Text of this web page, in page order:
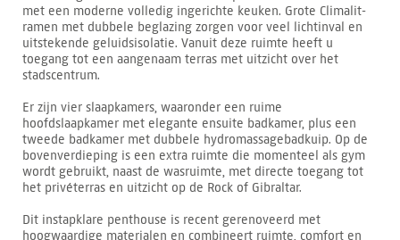
met een moderne volledig ingerichte keuken. Grote Climalit-
ramen met dubbele beglazing zorgen voor veel lichtinval en
uitstekende geluidsisolatie. Vanuit deze ruimte heeft u
toegang tot een aangenaam terras met uitzicht over het
stadscentrum.
Er zijn vier slaapkamers, waaronder een ruime
hoofdslaapkamer met elegante ensuite badkamer, plus een
tweede badkamer met dubbele hydromassagebadkuip. Op de
bovenverdieping is een extra ruimte die momenteel als gym
wordt gebruikt, naast de wasruimte, met directe toegang tot
het privéterras en uitzicht op de Rock of Gibraltar.
Dit instapklare penthouse is recent gerenoveerd met
hoogwaardige materialen en combineert ruimte, comfort en